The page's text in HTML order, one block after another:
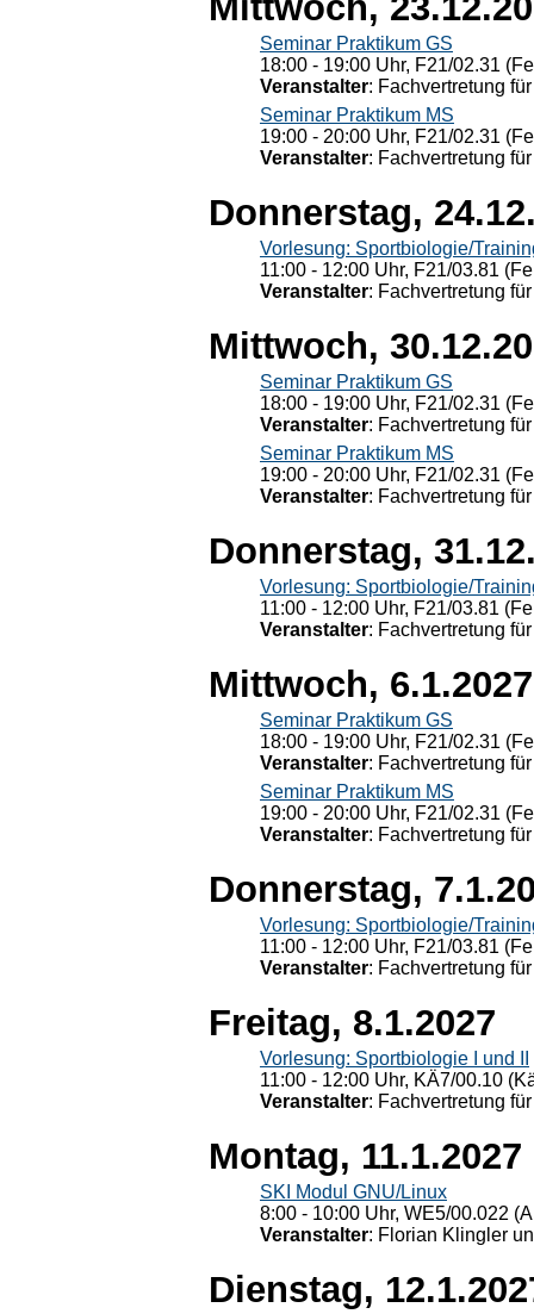
Seminar Praktikum GS
18:00 - 19:00 Uhr, F21/02.31
Veranstalter: Fachvertretung
Seminar Praktikum MS
19:00 - 20:00 Uhr, F21/02.31
Veranstalter: Fachvertretung
Donnerstag,
Vorlesung: Sportbiologie/
11:00 - 12:00 Uhr, F21/03.81
Veranstalter: Fachvertretung
Mittwoch,
Seminar Praktikum GS
18:00 - 19:00 Uhr, F21/02.31
Veranstalter: Fachvertretung
Seminar Praktikum MS
19:00 - 20:00 Uhr, F21/02.31
Veranstalter: Fachvertretung
Donnerstag,
Vorlesung: Sportbiologie/
11:00 - 12:00 Uhr, F21/03.81
Veranstalter: Fachvertretung
Mittwoch, 6.1.2027
Seminar Praktikum GS
18:00 - 19:00 Uhr, F21/02.31
Veranstalter: Fachvertretung
Seminar Praktikum MS
19:00 - 20:00 Uhr, F21/02.31
Veranstalter: Fachvertretung
Donnerstag,
Vorlesung: Sportbiologie/
11:00 - 12:00 Uhr, F21/03.81
Veranstalter: Fachvertretung
Freitag, 8.1.2027
Vorlesung: Sportbiologie I und II
11:00 - 12:00 Uhr, KÄ7/00.10
Veranstalter: Fachvertretung
Montag, 11.1.2027
SKI Modul GNU/Linux
8:00 - 10:00 Uhr, WE5/00.022
Veranstalter: Florian Klingler
Dienstag,